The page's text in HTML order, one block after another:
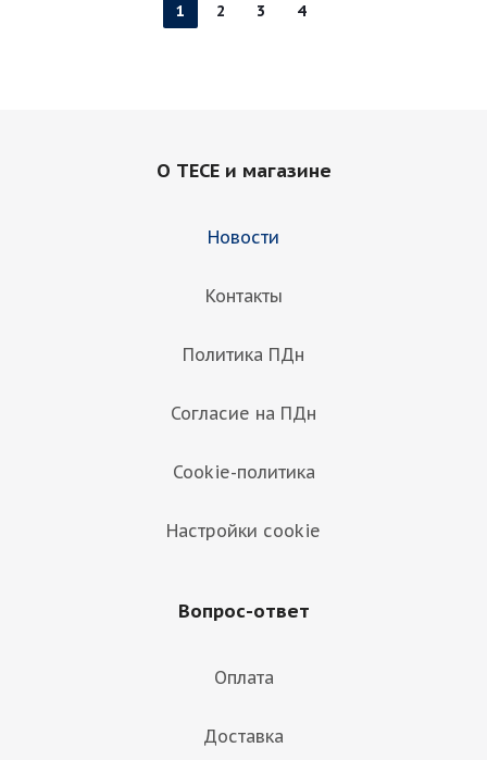
1 2 3 4
О TECE и магазине
Новости
Контакты
Политика ПДн
Согласие на ПДн
Cookie-политика
Настройки cookie
Вопрос-ответ
Оплата
Доставка